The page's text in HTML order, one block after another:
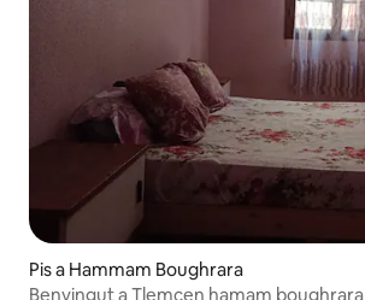
Pis a Hammam Boughrara
Benvingut a Tlemcen hamam boughrara